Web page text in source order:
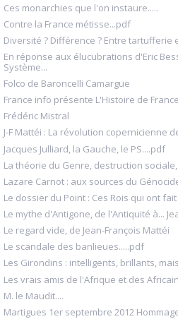
Ces monarchies que l'on instaure.....
Contre la France métisse...pdf
Diversité ? Différence ? Entre tartufferie
En réponse aux élucubrations d'Eric
Système...
Folco de Baroncelli Camargue
France info présente L'Histoire de
Frédéric Mistral
J-F Mattéi : La révolution copernicienne
Jacques Julliard, la Gauche, le PS....pdf
La théorie du Genre, destruction
Lazare Carnot : aux sources du
Le dossier du Point : Ces Rois qui ont fait
Le mythe d'Antigone, de l'Antiquité à...
Le regard vide, de Jean-François Mattéi
Le scandale des banlieues.....pdf
Les Girondins : intelligents, brillants,
Les vrais amis de l'Afrique et des
M. le Maudit....
Martigues 1er septembre 2012